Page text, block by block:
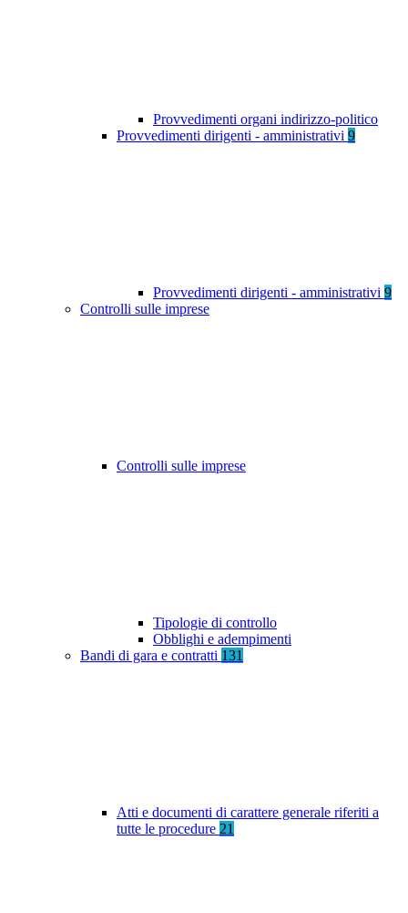
Provvedimenti organi indirizzo-politico
Provvedimenti dirigenti - amministrativi 9
Provvedimenti dirigenti - amministrativi 9
Controlli sulle imprese
Controlli sulle imprese
Tipologie di controllo
Obblighi e adempimenti
Bandi di gara e contratti 131
Atti e documenti di carattere generale riferiti a
tutte le procedure 21